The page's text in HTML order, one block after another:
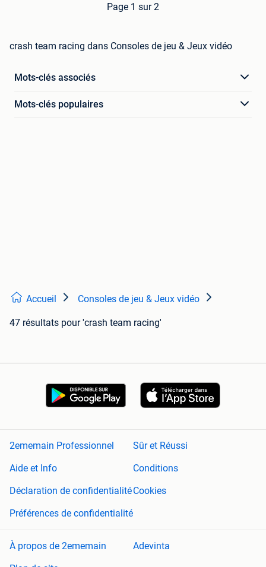
Page 1 sur 2
crash team racing dans Consoles de jeu & Jeux vidéo
Mots-clés associés
Mots-clés populaires
Accueil Consoles de jeu & Jeux vidéo
47 résultats pour 'crash team racing'
2ememain Professionnel
Sûr et Réussi
Aide et Info
Conditions
Déclaration de confidentialitéCookies
Préférences de confidentialité
À propos de 2ememain
Adevinta